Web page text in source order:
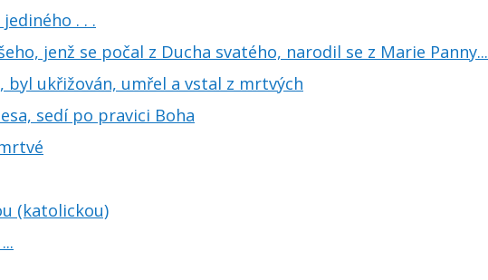
. . .
jenž se počal z Ducha svatého, narodil se z Marie Panny...
byl ukřižován, umřel a vstal z mrtvých
sedí po pravici Boha
(katolickou)